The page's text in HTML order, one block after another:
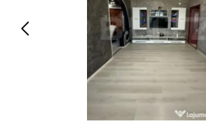
Servicii
Animale de companie
Afaceri și echipamente
Inchiriere Bunuri si Vehicule
Utilaje agricole si industriale
Piese auto si accesorii